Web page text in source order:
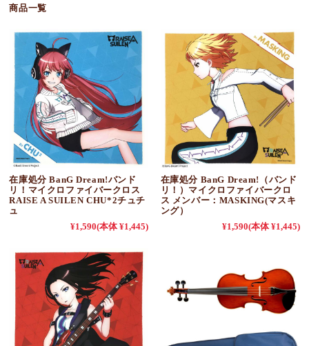
商品一覧
在庫処分 BanG Dream!バンド
リ！マイクロファイバークロス
RAISE A SUILEN CHU*2チュチ
ュ
¥1,590(本体 ¥1,445)
在庫処分 BanG Dream!（バンド
リ！）マイクロファイバークロ
ス メンバー：MASKING(マスキ
ング）
¥1,590(本体 ¥1,445)